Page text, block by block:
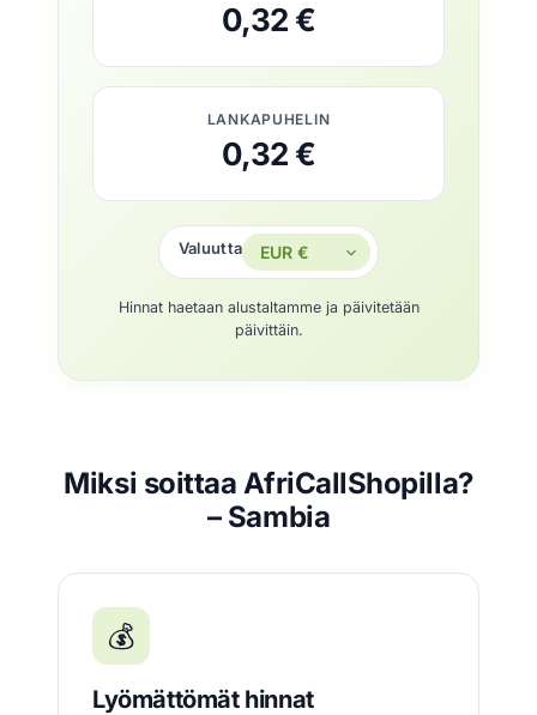
0,32 €
LANKAPUHELIN
0,32 €
Valuutta
Hinnat haetaan alustaltamme ja päivitetään
päivittäin.
Miksi soittaa AfriCallShopilla?
– Sambia
💰
Lyömättömät hinnat